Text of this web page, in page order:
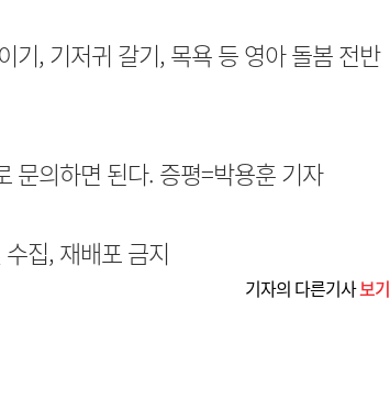
기, 기저귀 갈기, 목욕 등 영아 돌봄 전반
문의하면 된다. 증평=박용훈 기자
집, 재배포 금지
기자의 다른기사보기